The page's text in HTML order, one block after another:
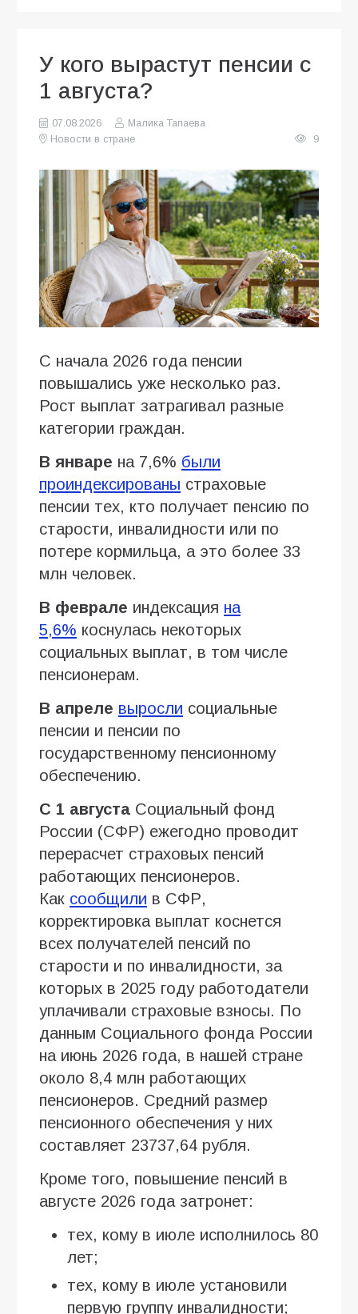
У кого вырастут пенсии с
1 августа?
07.08.2026
Малика Тапаева
Новости в стране
9
С начала 2026 года пенсии
повышались уже несколько раз.
Рост выплат затрагивал разные
категории граждан.
В январе на 7,6% были
проиндексированы страховые
пенсии тех, кто получает пенсию по
старости, инвалидности или по
потере кормильца, а это более 33
млн человек.
В феврале индексация на
5,6% коснулась некоторых
социальных выплат, в том числе
пенсионерам.
В апреле выросли социальные
пенсии и пенсии по
государственному пенсионному
обеспечению.
С 1 августа Социальный фонд
России (СФР) ежегодно проводит
перерасчет страховых пенсий
работающих пенсионеров.
Как сообщили в СФР,
корректировка выплат коснется
всех получателей пенсий по
старости и по инвалидности, за
которых в 2025 году работодатели
уплачивали страховые взносы. По
данным Социального фонда России
на июнь 2026 года, в нашей стране
около 8,4 млн работающих
пенсионеров. Средний размер
пенсионного обеспечения у них
составляет 23737,64 рубля.
Кроме того, повышение пенсий в
августе 2026 года затронет:
тех, кому в июле исполнилось 80
лет;
тех, кому в июле установили
первую группу инвалидности;